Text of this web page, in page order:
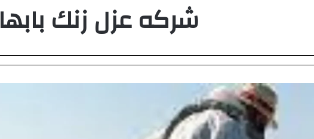
شركه عزل زنك بابها